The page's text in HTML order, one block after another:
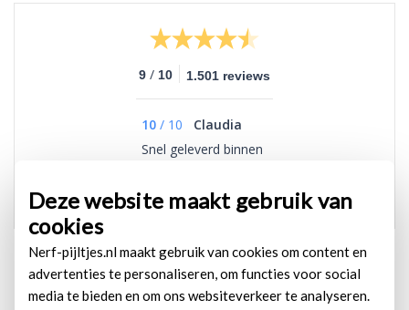
Deze website maakt gebruik van
cookies
Nerf-pijltjes.nl maakt gebruik van cookies om content en
advertenties te personaliseren, om functies voor social
media te bieden en om ons websiteverkeer te analyseren.
9 / 10 1.501 reviews
10 / 10
Claudia
Snel geleverd binnen